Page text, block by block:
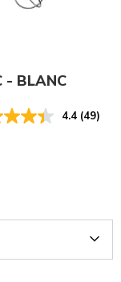
- BLANC
4.4 (49)